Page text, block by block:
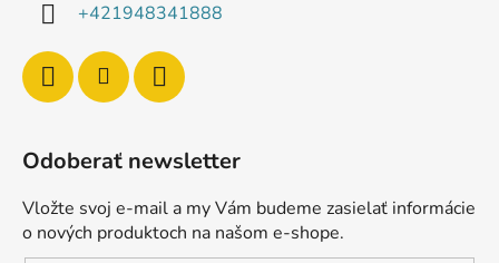
+421948341888
Odoberať newsletter
Vložte svoj e-mail a my Vám budeme zasielať informácie
o nových produktoch na našom e-shope.